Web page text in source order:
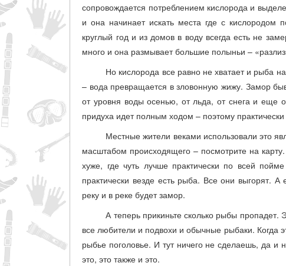
сопровождается потреблением кислорода и
и она начинает искать места где с кислородом
круглый год и из домов в воду всегда есть не
много и она размывает большие полыньи –
Но кислорода все равно не хватает и рыба
– вода превращается в зловонную жижу. Замор
от уровня воды осенью, от льда, от снега и еще
придуха идет полным ходом – поэтому
Местные жители веками использовали это
масштабом происходящего – посмотрите на
хуже, где чуть лучше практически по всей
практически везде есть рыба. Все они выгорят.
реку и в реке будет замор.
А теперь прикиньте сколько рыбы
все любители и подвохи и обычные рыбаки.
рыбье поголовье. И тут ничего не сделаешь, да и
это, это также и это.